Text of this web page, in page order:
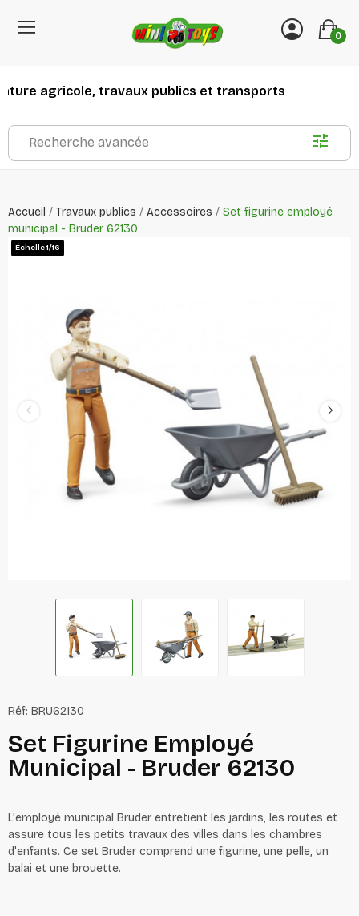
0
agricole, travaux publics et transports
Recherche avancée
Accueil Travaux publics Accessoires
Set figurine employé
municipal - Bruder 62130
Échelle 1/16
Réf: BRU62130
Set Figurine Employé
Municipal - Bruder 62130
L'employé municipal Bruder entretient les jardins, les routes et
assure tous les petits travaux des villes dans les chambres
d'enfants. Ce set Bruder comprend une figurine, une pelle, un
balai et une brouette.